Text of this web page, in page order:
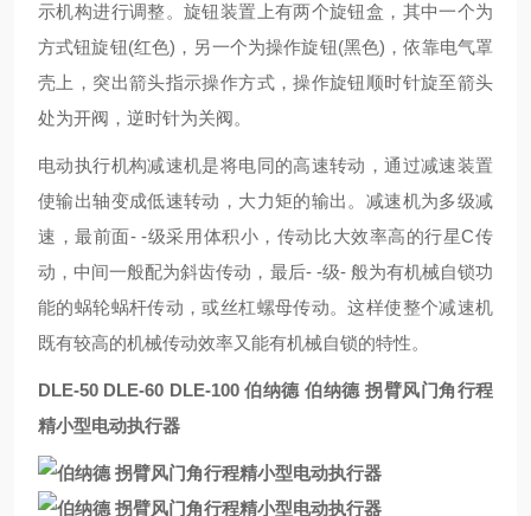
示机构进行调整。旋钮装置上有两个旋钮盒，其中一个为
方式钮旋钮(红色)，另一个为操作旋钮(黑色)，依靠电气罩
壳上，突出箭头指示操作方式，操作旋钮顺时针旋至箭头
处为开阀，逆时针为关阀。
电动执行机构减速机是将电同的高速转动，通过减速装置
使输出轴变成低速转动，大力矩的输出。减速机为多级减
速，最前面- -级采用体积小，传动比大效率高的行星C传
动，中间一般配为斜齿传动，最后- -级- 般为有机械自锁功
能的蜗轮蜗杆传动，或丝杠螺母传动。这样使整个减速机
既有较高的机械传动效率又能有机械自锁的特性。
DLE-50 DLE-60 DLE-100 伯纳德伯纳德 拐臂风门角行程
精小型电动执行器